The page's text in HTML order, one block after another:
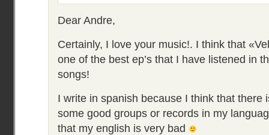
Dear Andre,
Certainly, I love your music!. I think that
one of the best ep’s that I have listened in
songs!
I write in spanish because I think that there
some good groups or records in my
that my english is very bad